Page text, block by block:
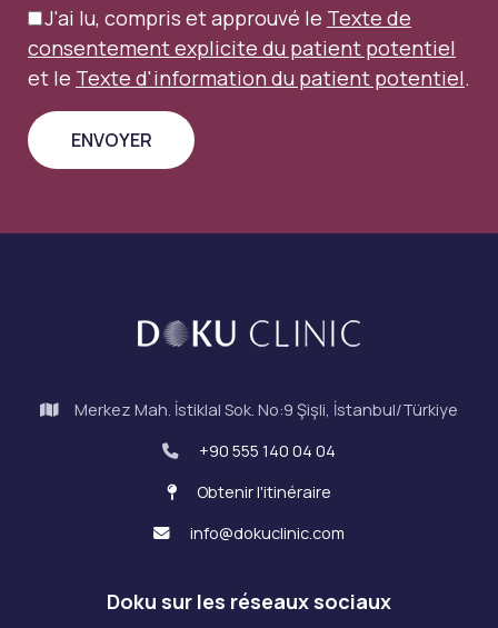
J'ai lu, compris et approuvé le Texte de
consentement explicite du patient potentiel
et le Texte d'information du patient potentiel.
Merkez Mah. İstiklal Sok. No:9 Şişli, İstanbul/Türkiye
+90 555 140 04 04
Obtenir l'itinéraire
info@dokuclinic.com
Doku sur les réseaux sociaux